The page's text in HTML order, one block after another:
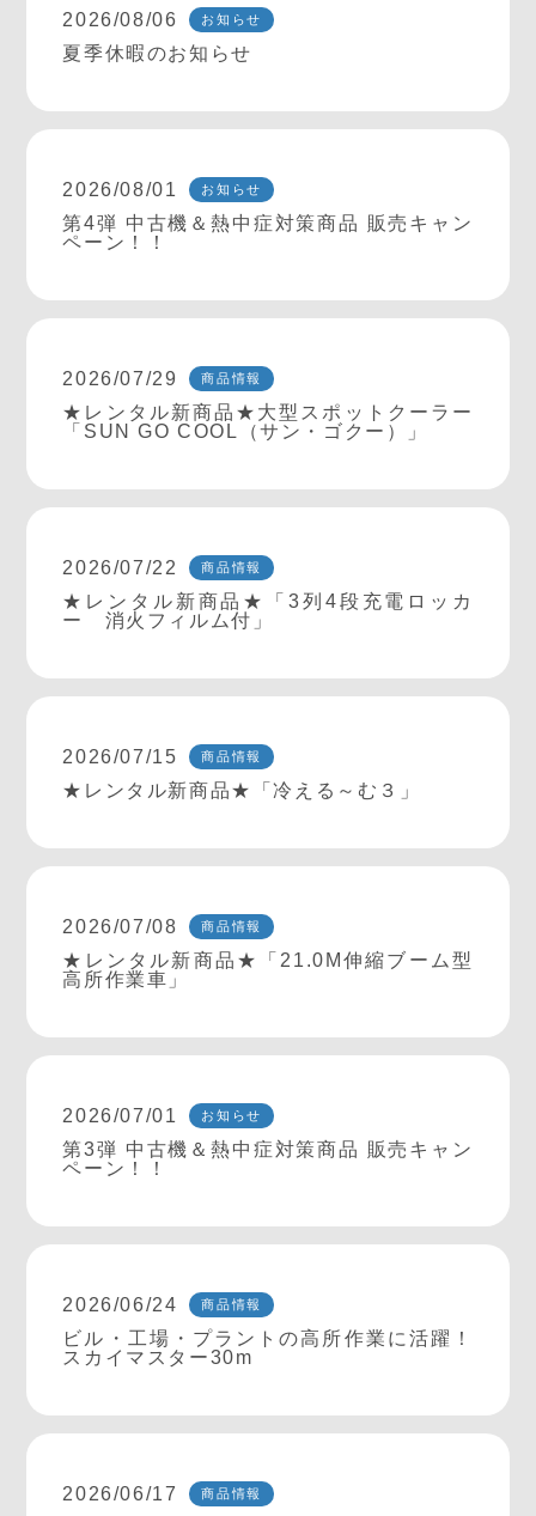
2026/08/06 お知らせ
夏季休暇のお知らせ
2026/08/01 お知らせ
第4弾 中古機＆熱中症対策商品 販売キャン
ペーン！！
2026/07/29 商品情報
★レンタル新商品★大型スポットクーラー
「SUN GO COOL（サン・ゴクー）」
2026/07/22 商品情報
★レンタル新商品★「3列4段充電ロッカ
ー 消火フィルム付」
2026/07/15 商品情報
★レンタル新商品★「冷える～む３」
2026/07/08 商品情報
★レンタル新商品★「21.0M伸縮ブーム型
高所作業車」
2026/07/01 お知らせ
第3弾 中古機＆熱中症対策商品 販売キャン
ペーン！！
2026/06/24 商品情報
ビル・工場・プラントの高所作業に活躍！
スカイマスター30m
2026/06/17 商品情報